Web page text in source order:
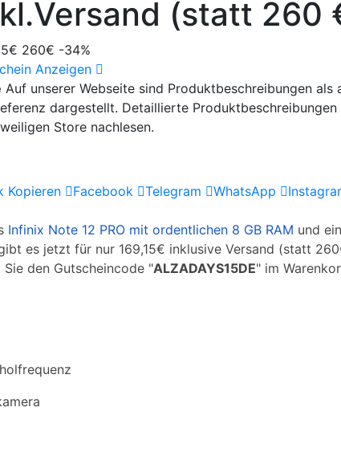
(statt 260
260€ -34%
Anzeigen
Auf unserer Webseite sind Produktbeschreibungen als
dargestellt. Detaillierte Produktbeschreibungen
Store nachlesen.
Kopieren Facebook Telegram WhatsApp
Infinix Note 12 PRO mit ordentlichen 8 GB RAM und
es jetzt für nur 169,15€ inklusive Versand (statt
den Gutscheincode "ALZADAYS15DE" im